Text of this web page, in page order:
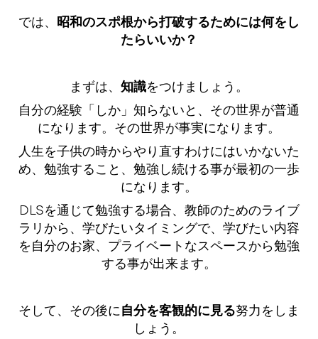
では、 昭和のスポ根から打破するためには何をし
たらいいか？
まずは、 知識をつけましょう。
自分の経験「しか」知らないと、その世界が普通
になります。その世界が事実になります。
人生を子供の時からやり直すわけにはいかないた
め、勉強すること、勉強し続ける事が最初の一歩
になります。
DLSを通じて勉強する場合、教師のためのライブ
ラリから、学びたいタイミングで、学びたい内容
を自分のお家、プライベートなスペースから勉強
する事が出来ます。
そして、その後に自分を客観的に見る努力をしま
しょう。